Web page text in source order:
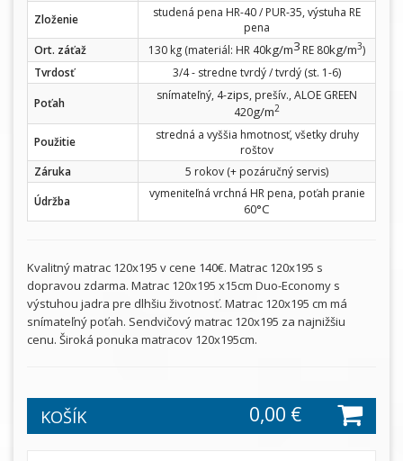
Zloženie
studená pena HR-40 / PUR-35, výstuha RE
pena
Ort. záťaž
130 kg (materiál: HR 40kg/m3 RE 80kg/m3)
Tvrdosť
3/4 - stredne tvrdý / tvrdý (st. 1-6)
Poťah
snímateľný, 4-zips, prešív., ALOE GREEN
420g/m2
Použitie
stredná a vyššia hmotnosť, všetky druhy
roštov
Záruka
5 rokov (+ pozáručný servis)
Údržba
vymeniteľná vrchná HR pena, poťah pranie
60°C
Kvalitný matrac 120x195 v cene 140€. Matrac 120x195 s
dopravou zdarma. Matrac 120x195 x15cm Duo-Economy s
výstuhou jadra pre dlhšiu životnosť. Matrac 120x195 cm má
snímateľný poťah. Sendvičový matrac 120x195 za najnižšiu
cenu. Široká ponuka matracov 120x195cm.
KOŠÍK 0,00 €